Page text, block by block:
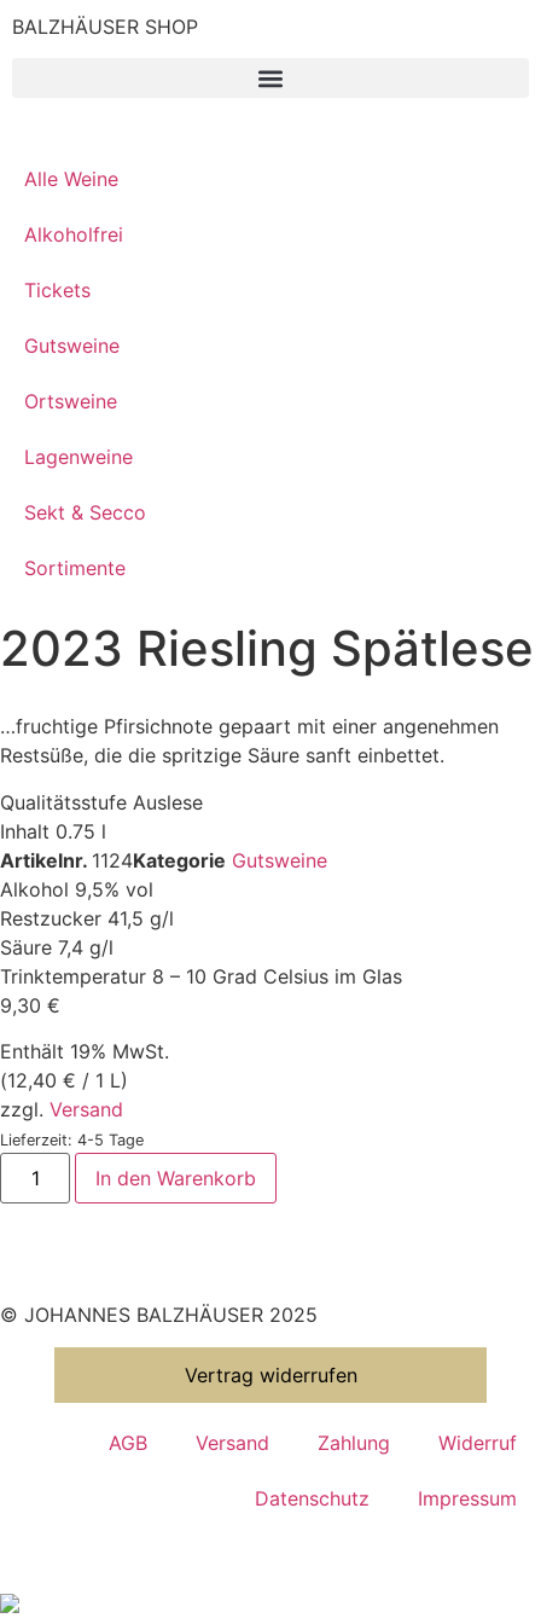
BALZHÄUSER SHOP
Alle Weine
Alkoholfrei
Tickets
Gutsweine
Ortsweine
Lagenweine
Sekt & Secco
Sortimente
2023 Riesling Spätlese
…fruchtige Pfirsichnote gepaart mit einer angenehmen
Restsüße, die die spritzige Säure sanft einbettet.
Qualitätsstufe Auslese
Inhalt 0.75 l
Artikelnr. 1124Kategorie Gutsweine
Alkohol 9,5% vol
Restzucker 41,5 g/l
Säure 7,4 g/l
Trinktemperatur 8 – 10 Grad Celsius im Glas
9,30 €
Enthält 19% MwSt.
(12,40 € / 1 L)
zzgl. Versand
Lieferzeit: 4-5 Tage
In den Warenkorb
© JOHANNES BALZHÄUSER 2025
Vertrag widerrufen
AGB Versand Zahlung Widerruf
Datenschutz Impressum